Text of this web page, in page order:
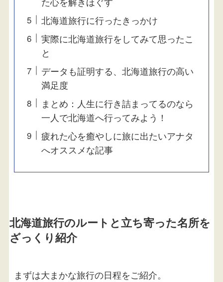
北海道旅行に行ったきっかけ
実際に北海道旅行をしてみて思ったこ
と
データも証明する、北海道旅行の高い
満足度
まとめ：人生に行き詰まってるのなら
一人で北海道へ行ってみよう！
疲れた心を癒やしに旅に出たいアナタ
へオススメな記事
北海道旅行のルートと立ち寄った名所を
ざっくり紹介
まずは大まかな旅行の日程をご紹介。